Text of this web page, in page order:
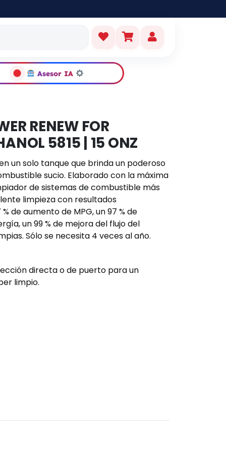
Asesor IA
RENEW FOR
5815 | 15 ONZ
un solo tanque que brinda un poderoso
sucio. Elaborado con la máxima
de sistemas de combustible más
limpieza con resultados
de aumento de MPG, un 97 % de
un 99 % de mejora del flujo del
Sólo se necesita 4 veces al año.
directa o de puerto para un
limpio.